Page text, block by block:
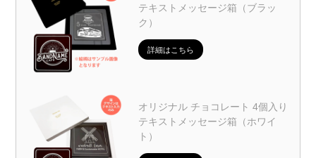
テキストメッセージ箱（ブラッ
ク）
詳細はこちら
オリジナル チョコレート 4個入り
テキストメッセージ箱（ホワイ
ト）